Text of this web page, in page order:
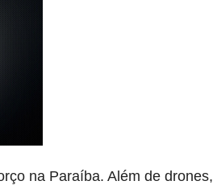
na Paraíba. Além de drones,